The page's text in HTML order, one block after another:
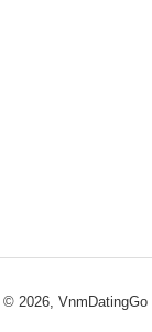
© 2026, VnmDatingGo |